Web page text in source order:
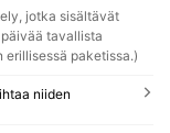
jotka sisältävät
tavallista
erillisessä paketissa.)
niiden